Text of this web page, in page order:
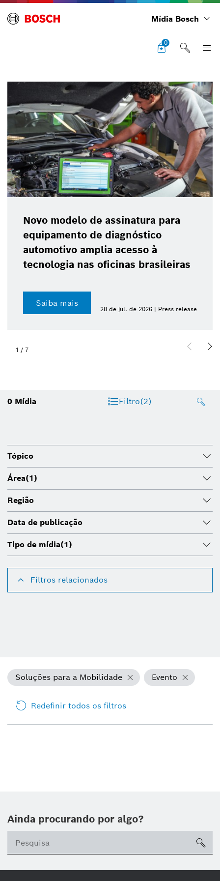
Mídia Bosch
0
Novo modelo de assinatura para
equipamento de diagnóstico
automotivo amplia acesso à
tecnologia nas oficinas brasileiras
Saiba mais
28 de jul. de 2026 | Press release
1 / 7
0 Mídia Filtro(2)
Tópico
Área(1)
Região
Data de publicação
Tipo de mídia(1)
Filtros relacionados
Soluções para a Mobilidade Evento
Redefinir todos os filtros
Ainda procurando por algo?